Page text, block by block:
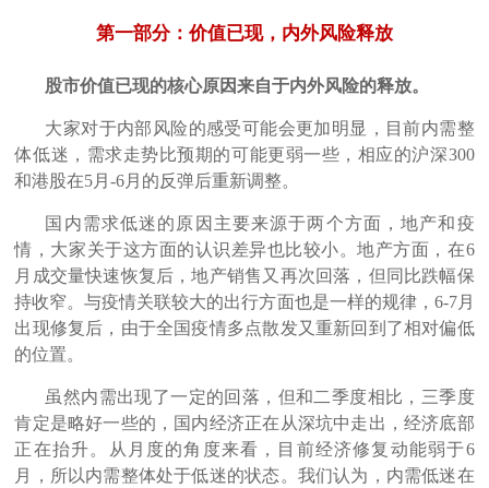
第一部分：价值已现，内外风险释放
股市价值已现的核心原因来自于内外风险的释放。
大家对于内部风险的感受可能会更加明显，目前内需整
体低迷，需求走势比预期的可能更弱一些，相应的沪深300
和港股在5月-6月的反弹后重新调整。
国内需求低迷的原因主要来源于两个方面，地产和疫
情，大家关于这方面的认识差异也比较小。地产方面，在6
月成交量快速恢复后，地产销售又再次回落，但同比跌幅保
持收窄。与疫情关联较大的出行方面也是一样的规律，6-7月
出现修复后，由于全国疫情多点散发又重新回到了相对偏低
的位置。
虽然内需出现了一定的回落，但和二季度相比，三季度
肯定是略好一些的，国内经济正在从深坑中走出，经济底部
正在抬升。从月度的角度来看，目前经济修复动能弱于6
月，所以内需整体处于低迷的状态。我们认为，内需低迷在